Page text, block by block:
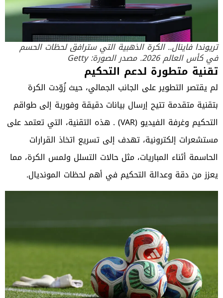
تريوندا فاينال.. الكرة الذهبية التي سترافق لحظات الحسم
في كأس العالم 2026. مصدر الصورة: Getty
تقنية متطورة لدعم التحكيم
لم يقتصر التطوير على الجانب الجمالي، حيث زُوّدت الكرة
بتقنية متقدمة تتيح إرسال بيانات دقيقة وفورية إلى طواقم
التحكيم وغرفة الفيديو (VAR) . هذه التقنية، التي تعتمد على
مستشعرات إلكترونية، تهدف إلى تسريع اتخاذ القرارات
الحاسمة أثناء المباريات، مثل حالات التسلل ولمس الكرة، مما
يعزز من دقة وعدالة التحكيم في أهم لحظات المونديال.